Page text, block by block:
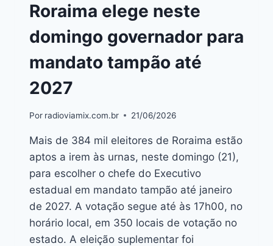
Roraima elege neste
domingo governador para
mandato tampão até
2027
Por radioviamix.com.br 21/06/2026
Mais de 384 mil eleitores de Roraima estão
aptos a irem às urnas, neste domingo (21),
para escolher o chefe do Executivo
estadual em mandato tampão até janeiro
de 2027. A votação segue até às 17h00, no
horário local, em 350 locais de votação no
estado. A eleição suplementar foi